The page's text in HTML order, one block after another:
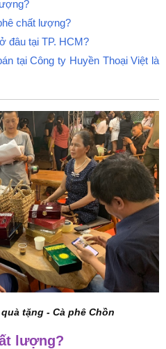
chất lượng?
đâu tại TP. HCM?
tại Công ty Huyền Thoại Việt là
tặng - Cà phê Chồn
lượng?